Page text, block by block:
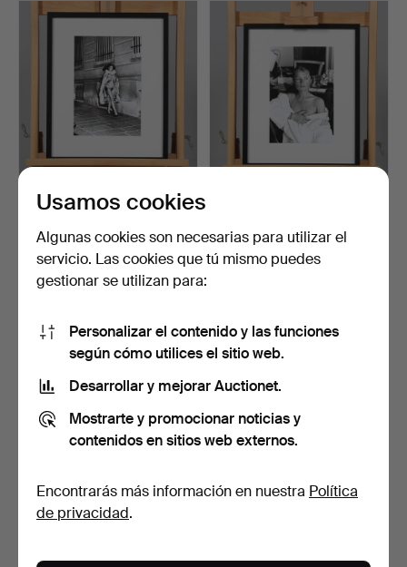
HELMUT NEWTON.
OFFSET, «L…
Subastado 23 abr 2026
10 pujas
74 USD
OFFSET, «I…
Subastado 11 abr 2026
14 pujas
HELMUT NEWTON.
SEGÚN. IMPRESIÓN
9 pujas
HELMUT NEWTON.
19 pujas
Usamos cookies
Algunas cookies son necesarias para utilizar el
servicio. Las cookies que tú mismo puedes
gestionar se utilizan para:
Personalizar el contenido y las funciones
según cómo utilices el sitio web.
Desarrollar y mejorar Auctionet.
Mostrarte y promocionar noticias y
contenidos en sitios web externos.
Encontrarás más información en nuestra Política
de privacidad.